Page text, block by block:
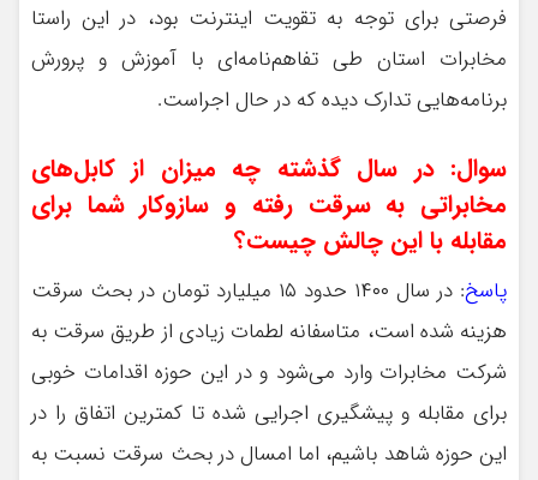
فرصتی برای توجه به تقویت اینترنت بود، در این راستا
مخابرات استان طی تفاهم‌نامه‌ای با آموزش و پرورش
برنامه‌هایی تدارک دیده که در حال اجراست.
سوال: در سال گذشته چه میزان از کابل‌های
مخابراتی به سرقت رفته و سازوکار شما برای
مقابله با این چالش چیست؟
پاسخ
: در سال ۱۴۰۰ حدود ۱۵ میلیارد تومان در بحث سرقت
هزینه شده است، متاسفانه لطمات زیادی از طریق سرقت به
شرکت مخابرات وارد می‌شود و در این حوزه اقدامات خوبی
برای مقابله و پیشگیری اجرایی شده تا کمترین اتفاق را در
این حوزه شاهد باشیم، اما امسال در بحث سرقت نسبت به